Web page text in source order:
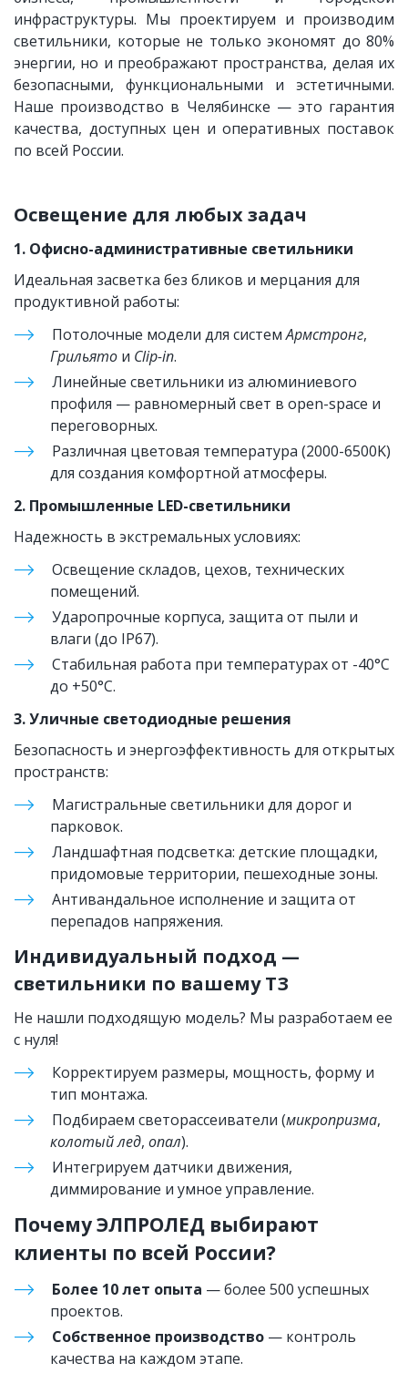
инфраструктуры. Мы проектируем и производим
светильники, которые не только экономят до 80%
энергии, но и преображают пространства, делая их
безопасными, функциональными и эстетичными.
Наше производство в Челябинске — это гарантия
качества, доступных цен и оперативных поставок
по всей России.
Освещение для любых задач
1. Офисно-административные светильники
Идеальная засветка без бликов и мерцания для
продуктивной работы:
Потолочные модели для систем Армстронг
Грильято и Clip-in.
Линейные светильники из алюминиевого
профиля — равномерный свет в open-space и
переговорных.
Различная цветовая температура (2000-6500K)
для создания комфортной атмосферы.
2. Промышленные LED-светильники
Надежность в экстремальных условиях:
Освещение складов, цехов, технических
помещений.
Ударопрочные корпуса, защита от пыли и
влаги (до IP67).
Стабильная работа при температурах от -40°C
до +50°C.
3. Уличные светодиодные решения
Безопасность и энергоэффективность для открытых
пространств:
Магистральные светильники для дорог и
парковок.
Ландшафтная подсветка: детские площадки,
придомовые территории, пешеходные зоны.
Антивандальное исполнение и защита от
перепадов напряжения.
Индивидуальный подход —
светильники по вашему ТЗ
Не нашли подходящую модель? Мы разработаем ее
с нуля!
Корректируем размеры, мощность, форму и
тип монтажа.
Подбираем светорассеиватели (микропризма
колотый лед, опал).
Интегрируем датчики движения,
диммирование и умное управление.
Почему ЭЛПРОЛЕД выбирают
клиенты по всей России?
Более 10 лет опыта — более 500 успешных
проектов.
Собственное производство — контроль
качества на каждом этапе.